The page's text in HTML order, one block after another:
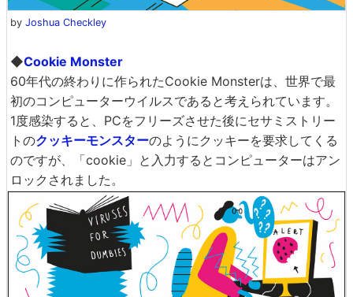
by Joshua Checkley
◆Cookie Monster
60年代の終わりに作られたCookie Monsterは、世界で最
初のコンピューターウイルスであると考えられています。
1度感染すると、PCをフリーズさせた後にセサミストリー
トのクッキーモンスターのようにクッキーを要求してくる
のですが、「cookie」と入力するとコンピューターはアン
ロックされました。